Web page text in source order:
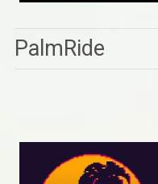
PalmRide